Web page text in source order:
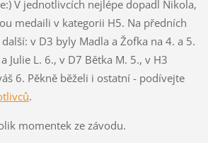
V jednotlivcích nejlépe dopadl Nikola,
medaili v kategorii H5. Na předních
v D3 byly Madla a Žofka na 4. a 5.
Julie L. 6., v D7 Bětka M. 5., v H3
6. Pěkně běželi i ostatní - podívejte
.
momentek ze závodu.